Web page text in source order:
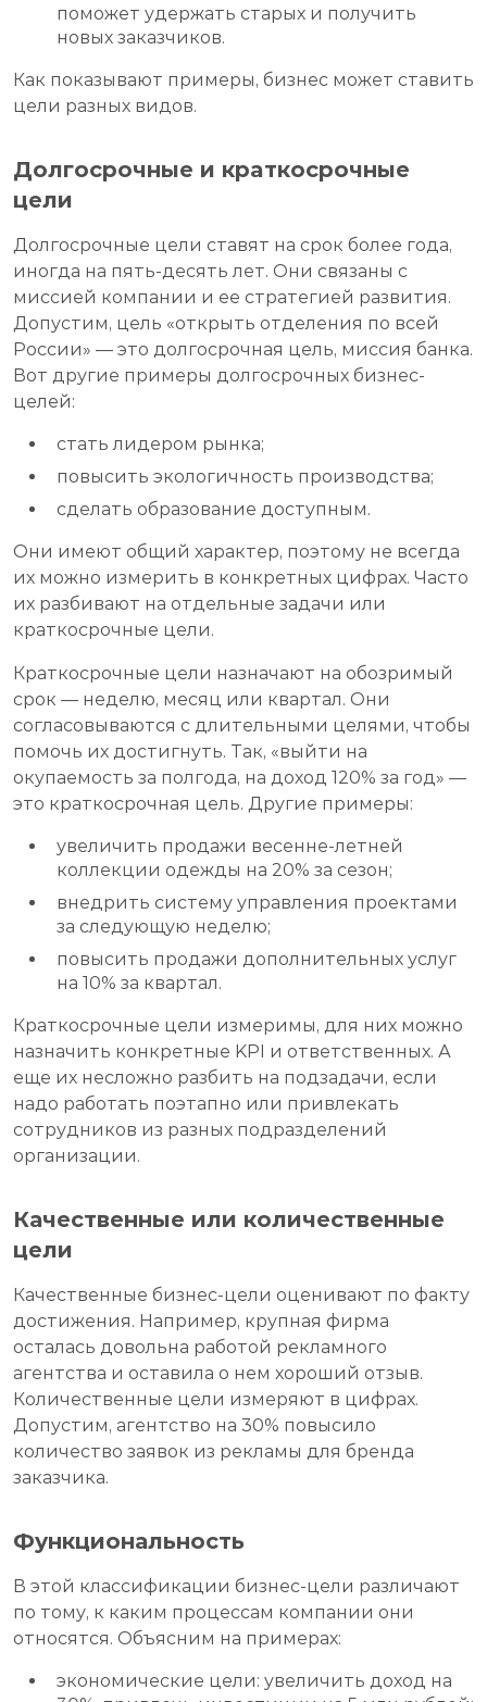
поможет удержать старых и получить
новых заказчиков.
Как показывают примеры, бизнес может ставить
цели разных видов.
Дoлгocрoчныe и крaткocрoчные
цeли
Долгосрочные цели ставят на срок более года,
иногда на пять-десять лет. Они связаны с
миссией компании и ее стратегией развития.
Допустим, цель «открыть отделения по всей
России» — это долгосрочная цель, миссия банка.
Вот другие примеры долгосрочных бизнес-
целей:
стать лидером рынка;
повысить экологичность производства;
сделать образование доступным.
Они имеют общий характер, поэтому не всегда
их можно измерить в конкретных цифрах. Часто
их разбивают на отдельные задачи или
краткосрочные цели.
Краткосрочные цели назначают на обозримый
срок — неделю, месяц или квартал. Они
согласовываются с длительными целями, чтобы
помочь их достигнуть. Так, «выйти на
окупаемость за полгода, на доход 120% за год» —
это краткосрочная цель. Другие примеры:
увеличить продажи весенне-летней
коллекции одежды на 20% за сезон;
внедрить систему управления проектами
за следующую неделю;
повысить продажи дополнительных услуг
на 10% за квартал.
Краткосрочные цели измеримы, для них можно
назначить конкретные KPI и ответственных. А
еще их несложно разбить на подзадачи, если
надо работать поэтапно или привлекать
сотрудников из разных подразделений
организации.
Качественные или количественные
цели
Качественные бизнес-цели оценивают по факту
достижения. Например, крупная фирма
осталась довольна работой рекламного
агентства и оставила о нем хороший отзыв.
Количественные цели измеряют в цифрах.
Допустим, агентство на 30% повысило
количество заявок из рекламы для бренда
заказчика.
Функциональность
В этой классификации бизнес-цели различают
по тому, к каким процессам компании они
относятся. Объясним на примерах:
экономические цели: увеличить доход на